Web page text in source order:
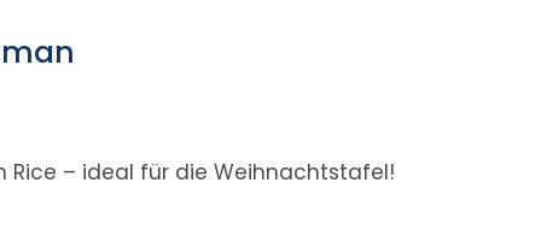
Rice – ideal für die Weihnachtstafel!